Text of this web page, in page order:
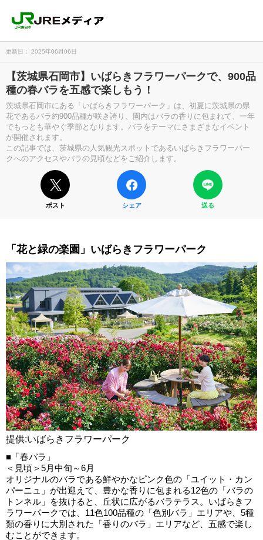
更新日： 2025年06月06日
【茨城県石岡市】いばらきフラワーパークで、900品
種の春バラを五感で楽しもう！
茨城県石岡市にある「いばらきフラワーパーク」は、初夏に茨城県の県
花であるバラ約900品種が咲き誇り、園内はバラの香りに包まれて、一年
でもっとも華やぐ季節となります。バラをテーマにさまざまなイベント
が開催されます。
この記事では、茨城県の人気観光スポットであるいばらきフラワーパー
クへのアクセスやバラの見頃などをご紹介します。
ポスト シェア 送る
「花と緑の楽園」いばらきフラワーパーク
提供:いばらきフラワーパーク
■「春バラ」
＜見頃＞5月中旬～6月
オリジナルのバラである鮮やかなピンク色の「ユイット・カン
パーニュ」が出迎えて、豊かな香りに包まれる12色の「バラの
トンネル」を抜けると、丘状に広がるバラテラス。いばらきフ
ラワーパークでは、11色100品種の「色別バラ」エリアや、5種
類の香りに大別された「香りのバラ」エリアなど、五感で楽し
むことができます。